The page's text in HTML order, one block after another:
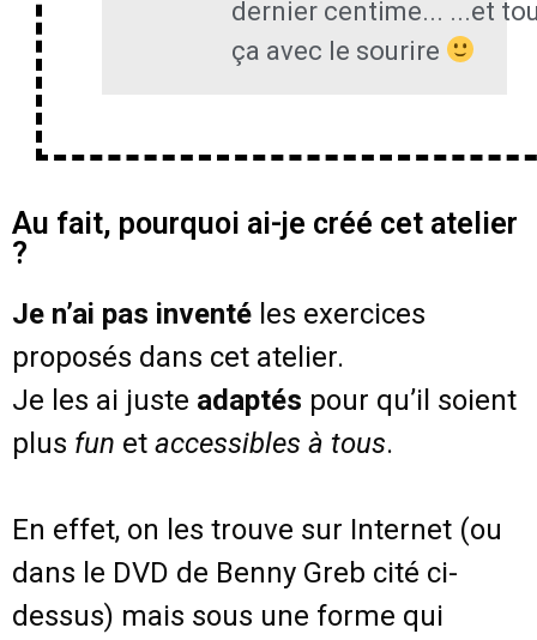
dernier centime... ...et
ça avec le sourire
Au fait, pourquoi ai-je créé cet atelier
?
Je n’ai pas inventé les exercices
proposés dans cet atelier.
Je les ai juste adaptés pour qu’il soient
plus fun et accessibles à tous.
En effet, on les trouve sur Internet (ou
dans le DVD de Benny Greb cité ci-
dessus) mais sous une forme qui